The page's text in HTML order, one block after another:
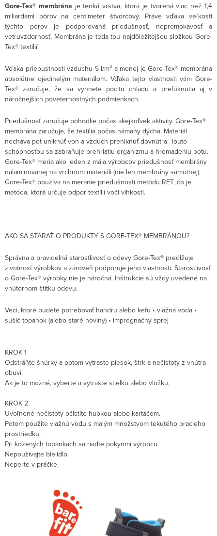
Gore-Tex® membrána je tenká vrstva, ktorá je tvorená viac než 1,4
miliardami pórov na centimeter štvorcový. Práve vďaka veľkosti
týchto pórov je podporovaná priedušnosť, nepremokavosť a
vetruvzdornosť. Membrána je teda tou najdôležitejšou složkou Gore-
Tex® textílií.
Vďaka priepustnosti vzduchu 5 l/m² a menej je Gore-Tex® membrána
absolútne ojedinelým materiálom. Vďaka tejto vlastnosti vám Gore-
Tex® zaručuje, že sa vyhnete pocitu chladu a prefúknutia aj v
náročnejších poveternostných podmienkach.
Priedušnosť zaručuje pohodlie počas akejkoľvek aktivity. Gore-Tex®
membrána zaručuje, že textília počas námahy dýcha. Materiál
necháva pot uniknúť von a vzduch preniknúť dovnútra. Touto
schopnosťou sa zabraňuje prehriatiu organizmu a hromadeniu potu.
Gore-Tex® meria ako jeden z mála výrobcov priedušnosť membrány
nalaminovanej na vrchnom materiáli (nie len membrány samotnej).
Gore-Tex® používa na meranie priedušnosti metódu RET, čo je
metóda, ktorá určuje odpor textílií voči vlhkosti.
AKO SA STARAŤ O PRODUKTY S GORE-TEX® MEMBRÁNOU?
Správna a pravidelná starostlivosť o odevy Gore-Tex® predlžuje
životnosť výrobkov a zároveň podporuje jeho vlastnosti. Starostlivosť
o Gore-Tex® výrobky nie je náročná. Inštrukcie sú vždy uvedené na
vnútornom štítku odevu.
Veci, ktoré budete potrebovať handru alebo kefu • vlažná voda •
sušič topánok (alebo staré noviny) • impregnačný sprej
KROK 1
Odstráňte šnúrky a potom vytraste piesok, štrk a nečistoty z vnútra
obuvi.
Ak je to možné, vyberte a vytraste stielku alebo vložku.
KROK 2
Uvoľnené nečistoty očistite hubkou alebo kartáčom.
Potom použite vlažnú vodu s malým množstvom tekutého pracieho
prostriedku.
Pri kožených topánkach sa riadte pokynmi výrobcu.
Nepoužívajte bielidlo.
Neperte v práčke.